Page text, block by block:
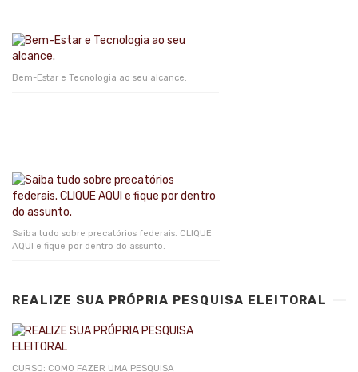
Bem-Estar e Tecnologia ao seu alcance.
Saiba tudo sobre precatórios federais. CLIQUE
AQUI e fique por dentro do assunto.
REALIZE SUA PRÓPRIA PESQUISA ELEITORAL
CURSO: COMO FAZER UMA PESQUISA